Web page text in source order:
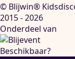
© Blijwin®
2015 - 2026
Onderdeel van
Beschikbaar?